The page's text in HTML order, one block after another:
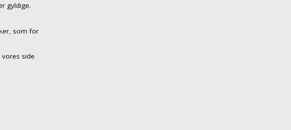
gyldige.
som for
side